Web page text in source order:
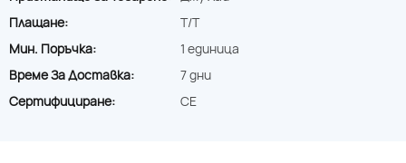
Плащане:
T/T
Мин. Поръчка:
1 единица
Време За Доставка:
7 дни
Сертифициране:
CE